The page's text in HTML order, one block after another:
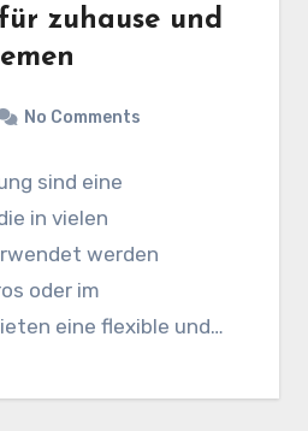
zuhause und
No Comments
sind eine
in vielen
werden
oder im
eine flexible und…